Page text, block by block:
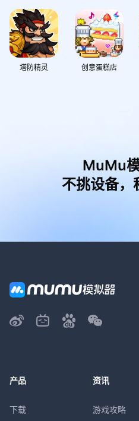
塔防精灵 创意蛋糕店
MuMu模
不挑设备，
产品
下载
资讯
游戏攻略